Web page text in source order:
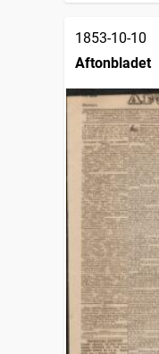
1853-10-10
Aftonbladet